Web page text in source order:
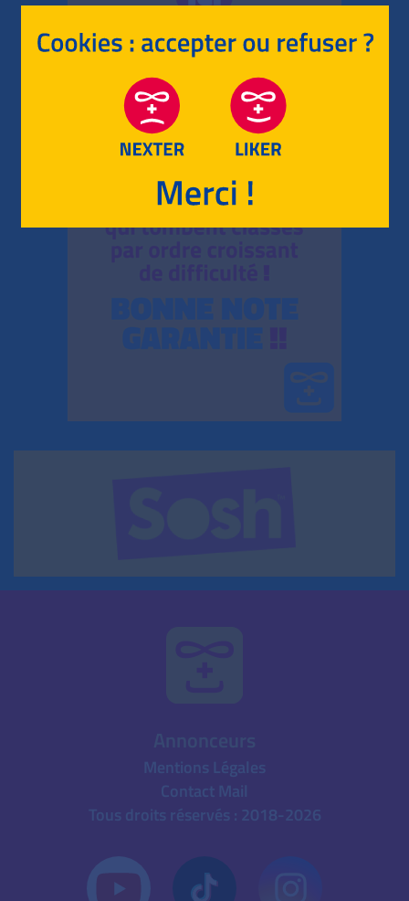
Mentions Légales
Contact Mail
Tous droits réservés : 2018-2026